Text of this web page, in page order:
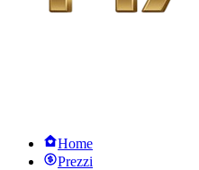
Home
Prezzi